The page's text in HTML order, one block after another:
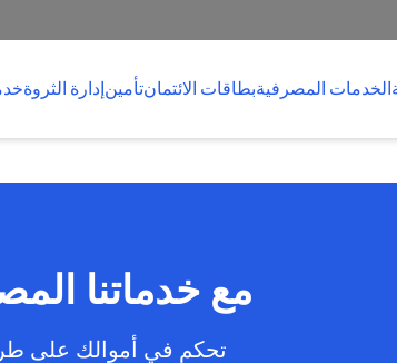
الخدمات المصرفيةبطاقات الائتمانتأمينإدارة الثروة
مع خدماتنا
تحكم في أموالك على